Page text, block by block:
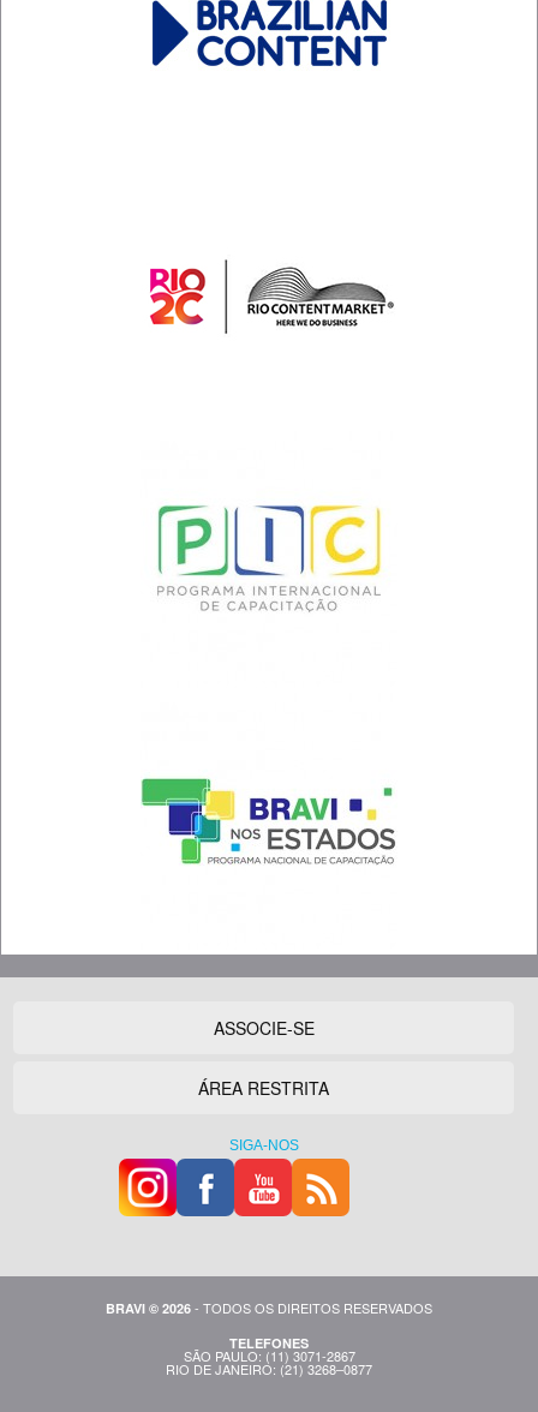
ASSOCIE-SE
ÁREA RESTRITA
SIGA-NOS
BRAVI © 2026 - TODOS OS DIREITOS RESERVADOS
TELEFONES
SÃO PAULO: (11) 3071-2867
RIO DE JANEIRO: (21) 3268–0877